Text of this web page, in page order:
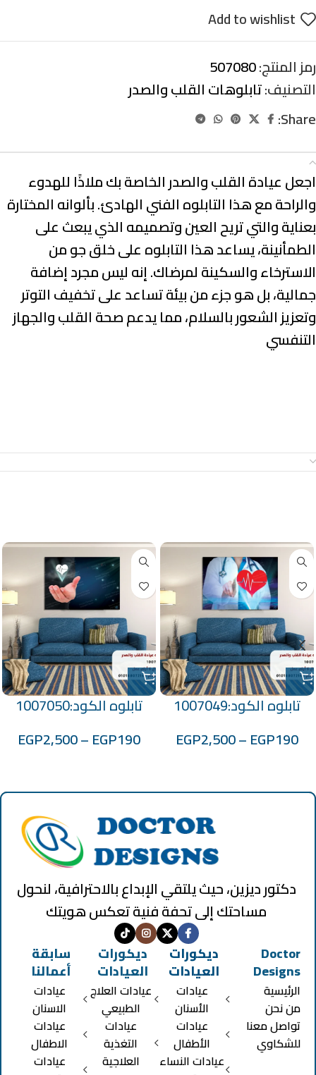
Add to wishlist
رمز المنتج:507080
التصنيف:تابلوهات القلب والصدر
Share:
اجعل عيادة القلب والصدر الخاصة بك ملاذًا للهدوء
والراحة مع هذا التابلوه الفني الهادئ. بألوانه المختارة
بعناية والتي تريح العين وتصميمه الذي يبعث على
الطمأنينة، يساعد هذا التابلوه على خلق جو من
الاسترخاء والسكينة لمرضاك. إنه ليس مجرد إضافة
جمالية، بل هو جزء من بيئة تساعد على تخفيف التوتر
وتعزيز الشعور بالسلام، مما يدعم صحة القلب والجهاز
التنفسي
تابلوه الكود:1007049
EGP190
–
EGP2,500
تابلوه الكود:1007050
EGP190
–
EGP2,500
دكتور ديزين، حيث يلتقي الإبداع بالاحترافية، لنحول
مساحتك إلى تحفة فنية تعكس هويتك
Doctor
Designs
الرئيسية
من نحن
تواصل معنا
للشكاوي
ديكورات
العيادات
عيادات
الأسنان
عيادات
الأطفال
عيادات النساء
ديكورات
العيادات
عيادات العلاج
الطبيعي
عيادات
التغذية
العلاجية
سابقة
أعمالنا
عيادات
الاسنان
عيادات
الاطفال
عيادات